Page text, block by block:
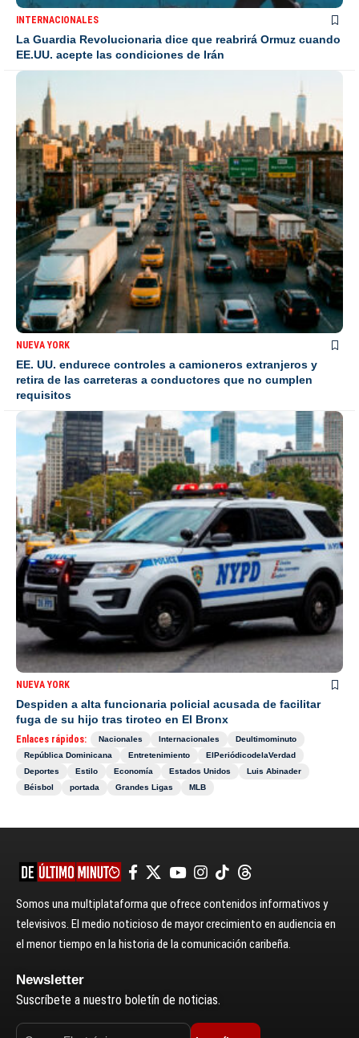
INTERNACIONALES
La Guardia Revolucionaria dice que reabrirá Ormuz cuando
EE.UU. acepte las condiciones de Irán
NUEVA YORK
EE. UU. endurece controles a camioneros extranjeros y
retira de las carreteras a conductores que no cumplen
requisitos
NUEVA YORK
Despiden a alta funcionaria policial acusada de facilitar
fuga de su hijo tras tiroteo en El Bronx
Enlaces rápidos: Nacionales Internacionales
Deultimominuto
República Dominicana
Entretenimiento
ElPeriódicodelaVerdad
Deportes
Estilo Economía Estados Unidos
Luis Abinader
Béisbol
portada Grandes Ligas MLB
Somos una multiplataforma que ofrece contenidos informativos y
televisivos. El medio noticioso de mayor crecimiento en audiencia en
el menor tiempo en la historia de la comunicación caribeña.
Newsletter
Suscríbete a nuestro boletín de noticias.